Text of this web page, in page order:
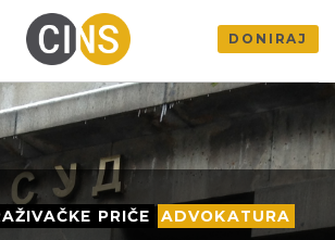
DONIRAJ
PRIČE ADVOKATURA